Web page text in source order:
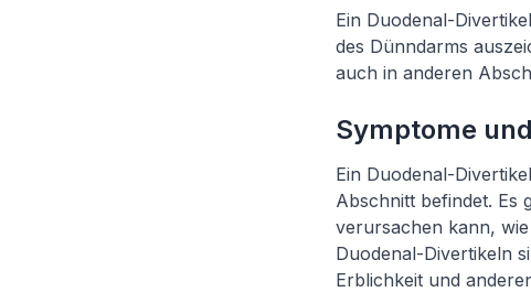
Ein Duodenal-
des Dünndarms
auch in anderen
Symptome
Ein Duodenal-
Abschnitt befindet. Es
verursachen kann,
Duodenal-Divertikeln
Erblichkeit und